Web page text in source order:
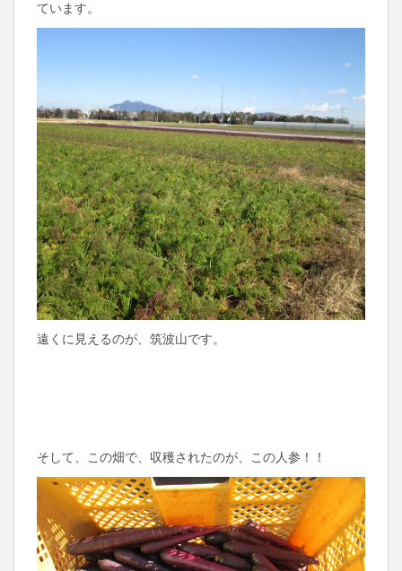
ています。
遠くに見えるのが、筑波山です。
そして、この畑で、収穫されたのが、この人参！！